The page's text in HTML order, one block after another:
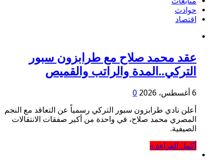
حوادث
اقتصاد
عقد محمد صلاح مع طرابزون سبور
التركي..المدة والراتب والقميص
6 أغسطس، 2026
0
أعلن نادي طرابزون سبور التركي رسمياً عن التعاقد مع النجم
المصري محمد صلاح، في واحدة من أكبر صفقات الانتقالات
الصيفية.
أكمل القراءة »